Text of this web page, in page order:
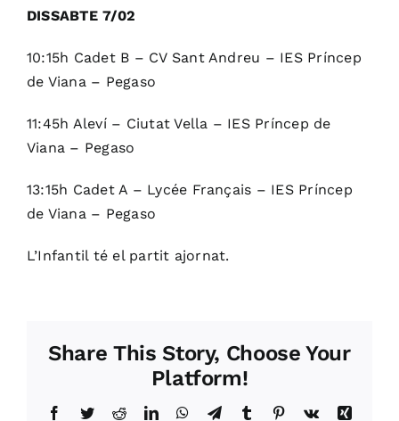
DISSABTE 7/02
10:15h Cadet B – CV Sant Andreu – IES Príncep
de Viana – Pegaso
11:45h Aleví – Ciutat Vella – IES Príncep de
Viana – Pegaso
13:15h Cadet A – Lycée Français – IES Príncep
de Viana – Pegaso
L’Infantil té el partit ajornat.
Share This Story, Choose Your
Platform!
Facebook
TwitterRedditLinkedInWhatsApp
TelegramTumblr Pinterest
Vk
Xing